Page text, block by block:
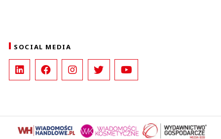
SOCIAL MEDIA